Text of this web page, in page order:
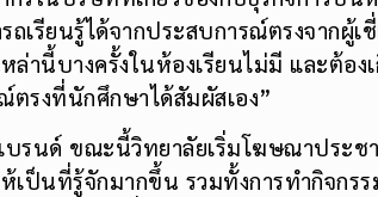
กรในบริษัทที่เกี่ยวข้องกับธุรกิจการบิ
ถเรียนรู้ได้จากประสบการณ์ตรงจากผู้เ
ล่านี้บางครั้งในห้องเรียนไม่มี และต้อง
แบรนด์ ขณะนี้วิทยาลัยเริ่มโฆษณาประ